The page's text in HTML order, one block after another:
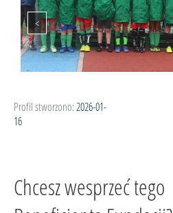
Profil stworzono: 2026-01-
16
Chcesz wesprzeć tego